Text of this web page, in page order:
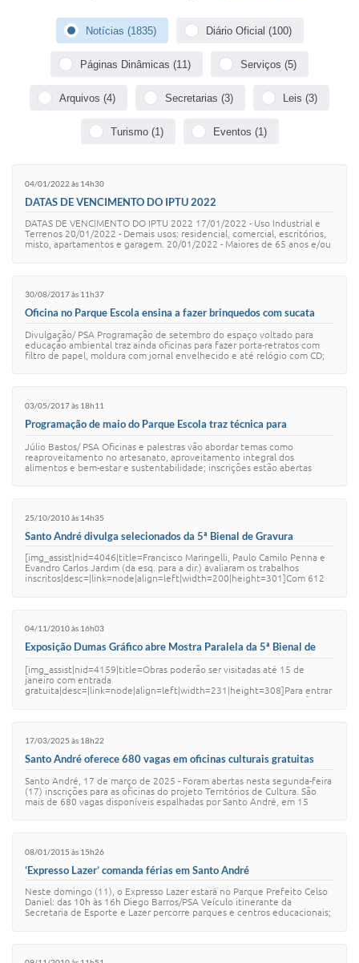
Mobilidade Urbana Sustentável
Ouvidoria da Cidade
Passe Escolar
Quadra Fiscal
SIC
Sistema Colab
Notícias (1835) Diário Oficial (100)
Páginas Dinâmicas (11) Serviços (5)
Arquivos (4) Secretarias (3) Leis (3)
Turismo (1) Eventos (1)
04/01/2022 às 14h30
DATAS DE VENCIMENTO DO IPTU 2022
DATAS DE VENCIMENTO DO IPTU 2022 17/01/2022 - Uso Industrial e
Terrenos 20/01/2022 - Demais usos: residencial, comercial, escritórios,
misto, apartamentos e garagem. 20/01/2022 - Maiores de 65 anos e/ou
30/08/2017 às 11h37
Oficina no Parque Escola ensina a fazer brinquedos com sucata
Divulgação/ PSA Programação de setembro do espaço voltado para
educação ambiental traz ainda oficinas para fazer porta-retratos com
filtro de papel, moldura com jornal envelhecido e até relógio com CD;
03/05/2017 às 18h11
Programação de maio do Parque Escola traz técnica para
Júlio Bastos/ PSA Oficinas e palestras vão abordar temas como
reaproveitamento no artesanato, aproveitamento integral dos
alimentos e bem-estar e sustentabilidade; inscrições estão abertas
25/10/2010 às 14h35
Santo André divulga selecionados da 5ª Bienal de Gravura
[img_assist|nid=4046|title=Francisco Maringelli, Paulo Camilo Penna e
Evandro Carlos Jardim (da esq. para a dir.) avaliaram os trabalhos
inscritos|desc=|link=node|align=left|width=200|height=301]Com 612
04/11/2010 às 16h03
Exposição Dumas Gráfico abre Mostra Paralela da 5ª Bienal de
[img_assist|nid=4159|title=Obras poderão ser visitadas até 15 de
janeiro com entrada
gratuita|desc=|link=node|align=left|width=231|height=308]Para entrar
17/03/2025 às 18h22
Santo André oferece 680 vagas em oficinas culturais gratuitas
Santo André, 17 de março de 2025 - Foram abertas nesta segunda-feira
(17) inscrições para as oficinas do projeto Territórios de Cultura. São
mais de 680 vagas disponíveis espalhadas por Santo André, em 15
08/01/2015 às 15h26
‘Expresso Lazer’ comanda férias em Santo André
Neste domingo (11), o Expresso Lazer estará no Parque Prefeito Celso
Daniel: das 10h às 16h Diego Barros/PSA Veículo itinerante da
Secretaria de Esporte e Lazer percorre parques e centros educacionais;